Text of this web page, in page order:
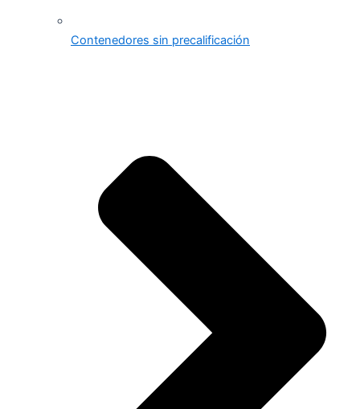
Contenedores sin precalificación